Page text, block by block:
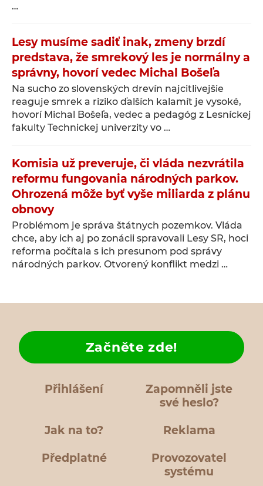
…
Lesy musíme sadiť inak, zmeny brzdí
predstava, že smrekový les je normálny a
správny, hovorí vedec Michal Bošeľa
Na sucho zo slovenských drevín najcitlivejšie
reaguje smrek a riziko ďalších kalamít je vysoké,
hovorí Michal Bošeľa, vedec a pedagóg z Lesníckej
fakulty Technickej univerzity vo …
Komisia už preveruje, či vláda nezvrátila
reformu fungovania národných parkov.
Ohrozená môže byť vyše miliarda z plánu
obnovy
Problémom je správa štátnych pozemkov. Vláda
chce, aby ich aj po zonácii spravovali Lesy SR, hoci
reforma počítala s ich presunom pod správy
národných parkov. Otvorený konflikt medzi …
Přihlášení
Zapomněli jste
své heslo?
Jak na to?
Začněte zde!
Reklama
Předplatné
Provozovatel
systému